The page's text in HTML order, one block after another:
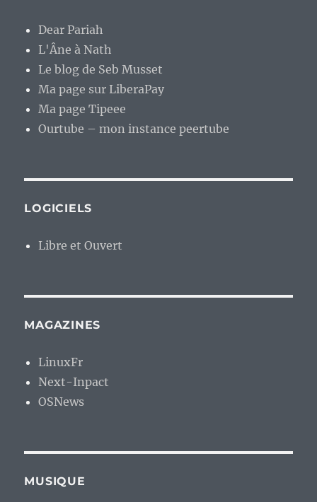
Dear Pariah
L'Âne à Nath
Le blog de Seb Musset
Ma page sur LiberaPay
Ma page Tipeee
Ourtube – mon instance peertube
LOGICIELS
Libre et Ouvert
MAGAZINES
LinuxFr
Next-Inpact
OSNews
MUSIQUE